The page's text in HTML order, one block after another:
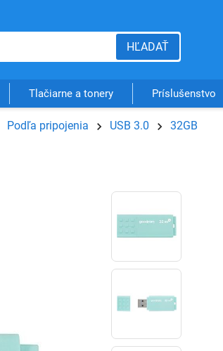
HĽADAŤ
Tlačiarne a tonery Príslušenstvo
Podľa pripojenia USB 3.0 32GB